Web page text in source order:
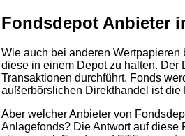
Fondsdepot Anbieter
Wie auch bei anderen
diese in einem Depot zu halten. Der
Transaktionen durchführt. Fonds
außerbörslichen Direkthandel ist
Aber welcher Anbieter von
Anlagefonds? Die Antwort auf diese